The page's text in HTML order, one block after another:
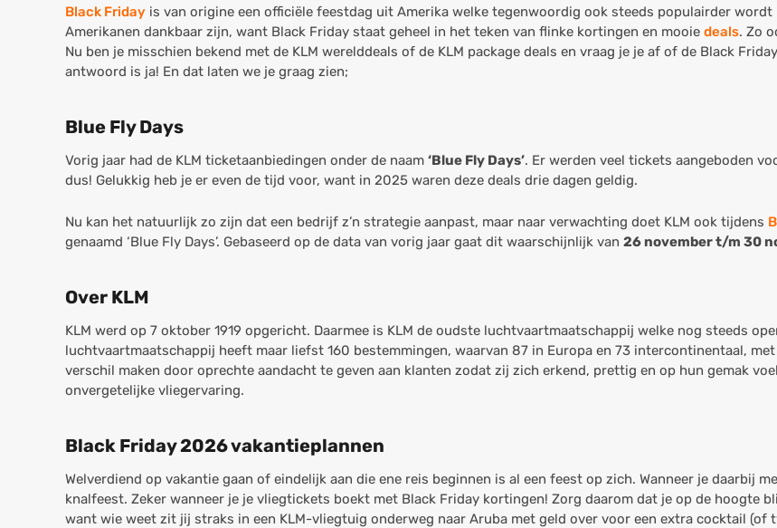
Black Friday is van origine een officiële feestdag uit Amerika welke tegenwoordig ook steeds populairder wordt
Amerikanen dankbaar zijn, want Black Friday staat geheel in het teken van flinke kortingen en mooie deals. Zo
Nu ben je misschien bekend met de KLM werelddeals of de KLM package deals en vraag je je af of de Black
antwoord is ja! En dat laten we je graag zien;
Blue Fly Days
Vorig jaar had de KLM ticketaanbiedingen onder de naam ‘Blue Fly Days’. Er werden veel tickets aangeboden
dus! Gelukkig heb je er even de tijd voor, want in 2025 waren deze deals drie dagen geldig.
Nu kan het natuurlijk zo zijn dat een bedrijf z’n strategie aanpast, maar naar verwachting doet KLM ook tijdens
genaamd ‘Blue Fly Days’. Gebaseerd op de data van vorig jaar gaat dit waarschijnlijk van 26 november t/m 30
Over KLM
KLM werd op 7 oktober 1919 opgericht. Daarmee is KLM de oudste luchtvaartmaatschappij welke nog steeds
luchtvaartmaatschappij heeft maar liefst 160 bestemmingen, waarvan 87 in Europa en 73 intercontinentaal,
verschil maken door oprechte aandacht te geven aan klanten zodat zij zich erkend, prettig en op hun gemak
onvergetelijke vliegervaring.
Black Friday 2026 vakantieplannen
Welverdiend op vakantie gaan of eindelijk aan die ene reis beginnen is al een feest op zich. Wanneer je daarbij
knalfeest. Zeker wanneer je je vliegtickets boekt met Black Friday kortingen! Zorg daarom dat je op de hoogte
want wie weet zit jij straks in een KLM-vliegtuig onderweg naar Aruba met geld over voor een extra cocktail (of